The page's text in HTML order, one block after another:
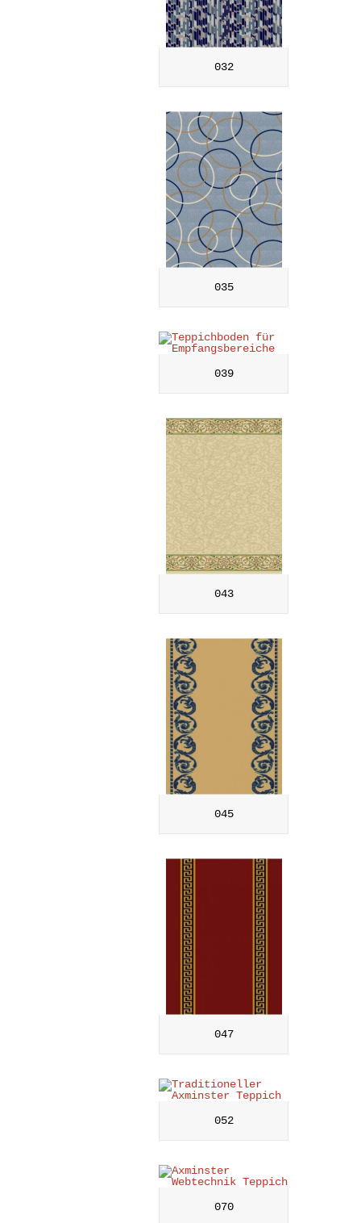
032
035
039
043
045
047
052
070